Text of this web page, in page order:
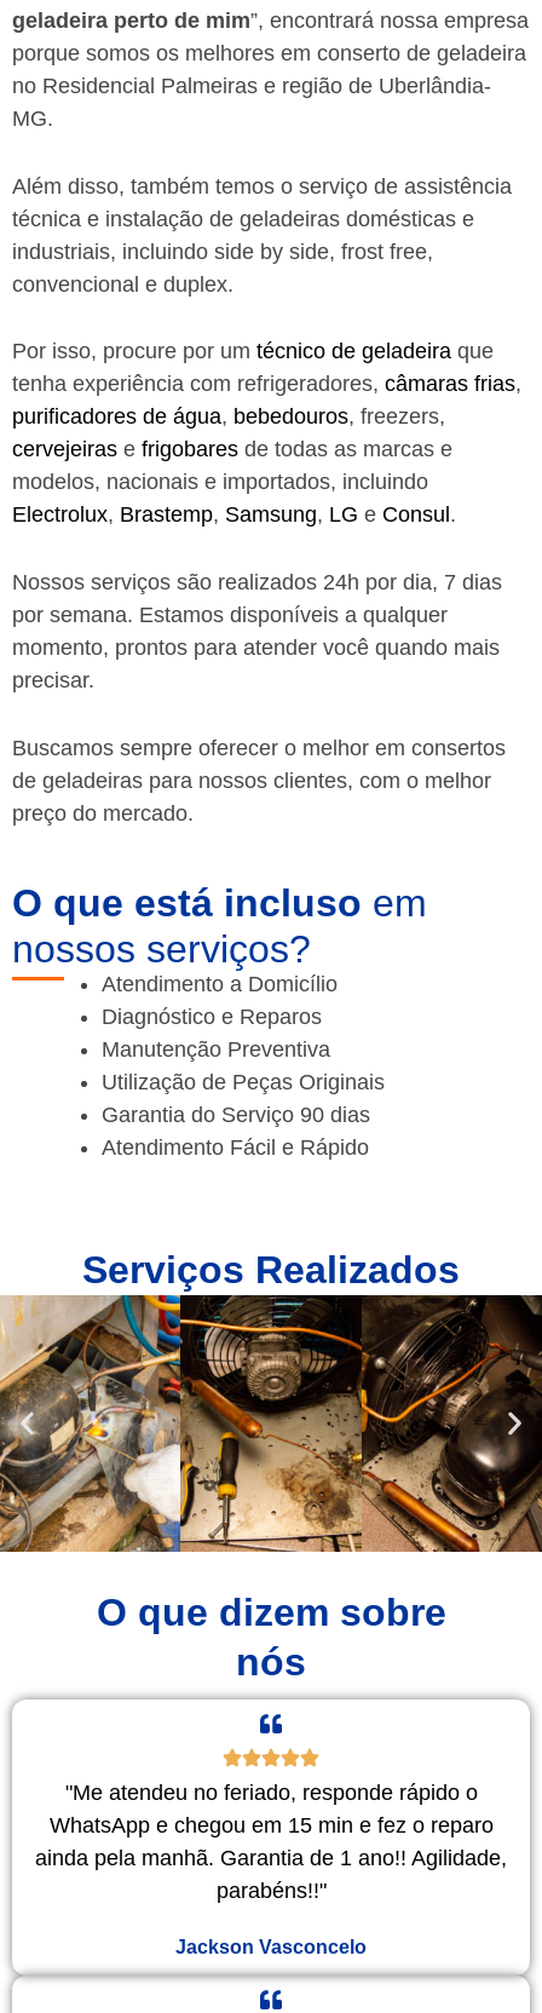
geladeira perto de mim”, encontrará nossa empresa
porque somos os melhores em conserto de geladeira
no Residencial Palmeiras e região de Uberlândia-
MG.
Além disso, também temos o serviço de assistência
técnica e instalação de geladeiras domésticas e
industriais, incluindo side by side, frost free,
convencional e duplex.
Por isso, procure por um técnico de geladeira que
tenha experiência com refrigeradores, câmaras frias,
purificadores de água, bebedouros, freezers,
cervejeiras e frigobares de todas as marcas e
modelos, nacionais e importados, incluindo
Electrolux, Brastemp, Samsung, LG e Consul .
Nossos serviços são realizados 24h por dia, 7 dias
por semana. Estamos disponíveis a qualquer
momento, prontos para atender você quando mais
precisar.
Buscamos sempre oferecer o melhor em consertos
de geladeiras para nossos clientes, com o melhor
preço do mercado.
O que está incluso em
nossos serviços?
Atendimento a Domicílio
Diagnóstico e Reparos
Manutenção Preventiva
Utilização de Peças Originais
Garantia do Serviço 90 dias
Atendimento Fácil e Rápido
Serviços Realizados
O que dizem sobre
nós
"Me atendeu no feriado, responde rápido o
WhatsApp e chegou em 15 min e fez o reparo
ainda pela manhã. Garantia de 1 ano!! Agilidade,
parabéns!!"
Jackson Vasconcelo